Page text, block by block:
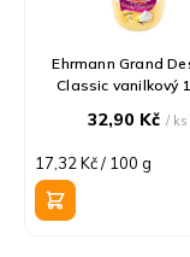
Ehrmann Grand
Classic vanilkový
32,90 Kč/ ks
Měrná
cena:
17,32 Kč / 100 g